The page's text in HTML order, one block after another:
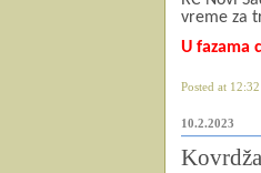
vreme za
U fazama
Posted at
10.2.2023